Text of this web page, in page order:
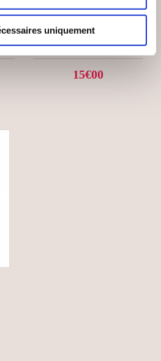
uniquement
AMUSETTES
Nouvelles
15€00